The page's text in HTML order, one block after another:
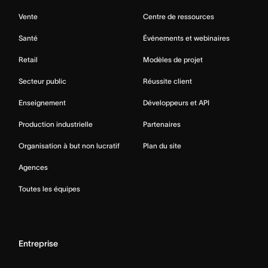
Vente
Santé
Retail
Secteur public
Enseignement
Production industrielle
Organisation à but non lucratif
Agences
Toutes les équipes
Centre de ressources
Événements et webinaires
Modèles de projet
Réussite client
Développeurs et API
Partenaires
Plan du site
Entreprise